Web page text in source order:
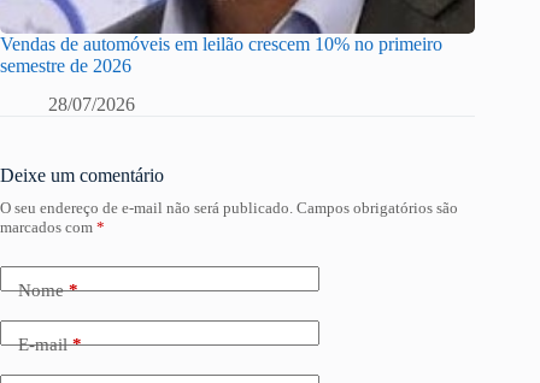
Vendas de automóveis em leilão crescem 10% no primeiro
semestre de 2026
28/07/2026
Deixe um comentário
O seu endereço de e-mail não será publicado. Campos obrigatórios são
marcados com *
Nome*
E-mail*